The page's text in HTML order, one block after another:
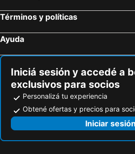
Términos y políticas
Ayuda
Iniciá sesión y accedé a
exclusivos para socios
Personalizá tu experiencia
Obtené ofertas y precios para
Iniciar sesión